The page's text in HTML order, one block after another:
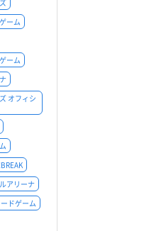
ーム
ーム
オフィシ
アリーナ
ドゲーム